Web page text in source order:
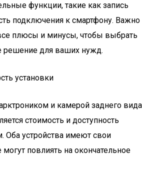
функции, такие как запись
подключения к смартфону. Важно
плюсы и минусы, чтобы выбрать
решение для ваших нужд.
установки
и камерой заднего вида
стоимость и доступность
Оба устройства имеют свои
повлиять на окончательное